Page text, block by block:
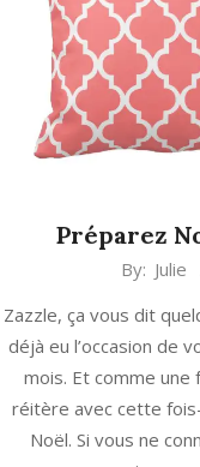
Préparez
26
By: Julie
Zazzle, ça vous dit
déjà eu l’occasion de
mois. Et comme une
réitère avec cette
Noël. Si vous ne